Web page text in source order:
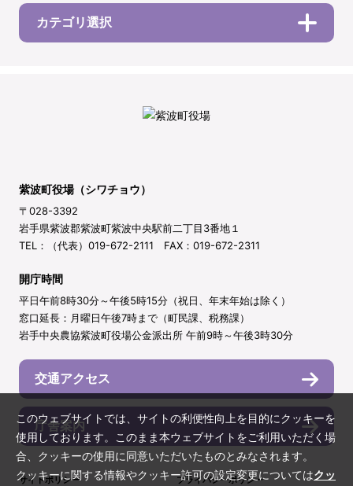
カテゴリ選択
紫波町役場（シワチョウ）
〒028-3392
岩手県紫波郡紫波町紫波中央駅前二丁目3番地１
TEL：（代表）019-672-2111 FAX：019-672-2311
開庁時間
平日午前8時30分～午後5時15分（祝日、年末年始は除く）
窓口延長：月曜日午後7時まで（町民課、税務課）
岩手中央農協紫波町役場公金派出所 午前9時～午後3時30分
交通アクセス
庁舎案内
サイトポリシー プライバシーポリシー
このウェブサイトでは、サイトの利便性向上を目的にクッキーを
使用しております。このまま本ウェブサイトをご利用いただく場
合、クッキーの使用に同意いただいたものとみなされます。
クッキーに関する情報やクッキー許可の設定変更についてはクッ